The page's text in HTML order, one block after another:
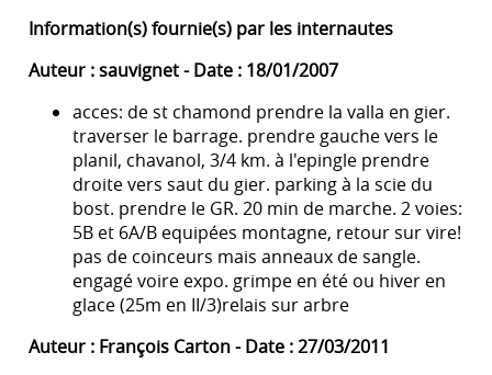
Information(s) fournie(s) par les internautes
Auteur : sauvignet - Date : 18/01/2007
acces: de st chamond prendre la valla en gier.
traverser le barrage. prendre gauche vers le
planil, chavanol, 3/4 km. à l'epingle prendre
droite vers saut du gier. parking à la scie du
bost. prendre le GR. 20 min de marche. 2 voies:
5B et 6A/B equipées montagne, retour sur vire!
pas de coinceurs mais anneaux de sangle.
engagé voire expo. grimpe en été ou hiver en
glace (25m en II/3)relais sur arbre
Auteur : François Carton - Date : 27/03/2011